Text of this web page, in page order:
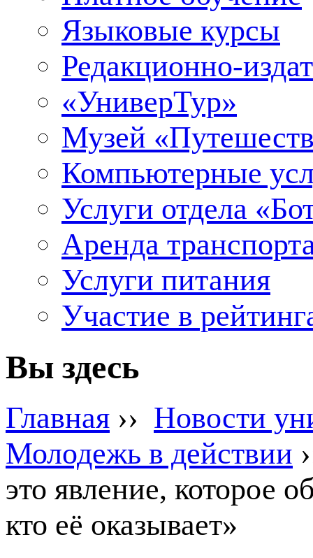
Языковые курсы
Редакционно-
«УниверТур»
Музей
Компьютерные
Услуги отдела
Аренда
Услуги питания
Участие в
Вы здесь
Главная ›› Новости
Молодежь в действии
это явление, которое
кто её оказывает»